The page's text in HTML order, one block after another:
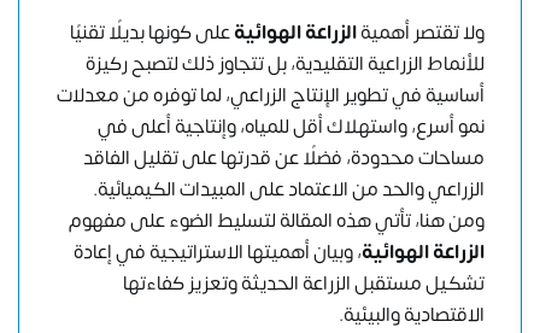
ولا تقتصر أهميةالزراعة الهوائيةعلى كونها بديلًا تقنيًا
للأنماط الزراعية التقليدية، بل تتجاوز ذلك لتصبح ركيزة
أساسية في تطوير الإنتاج الزراعي، لما توفره من معدلات
نمو أسرع، واستهلاك أقل للمياه، وإنتاجية أعلى في
مساحات محدودة، فضلًا عن قدرتها على تقليل الفاقد
الزراعي والحد من الاعتماد على المبيدات الكيميائية.
ومن هنا، تأتي هذه المقالة لتسليط الضوء على مفهوم
الزراعة الهوائية، وبيان أهميتها الاستراتيجية في إعادة
تشكيل مستقبل الزراعة الحديثة وتعزيز كفاءتها
الاقتصادية والبيئية.